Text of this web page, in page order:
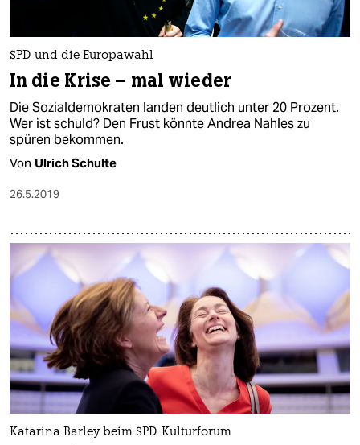
SPD und die Europawahl
In die Krise – mal wieder
Die Sozialdemokraten landen deutlich unter 20 Prozent.
Wer ist schuld? Den Frust könnte Andrea Nahles zu
spüren bekommen.
Von Ulrich Schulte
26.5.2019
Katarina Barley beim SPD-Kulturforum